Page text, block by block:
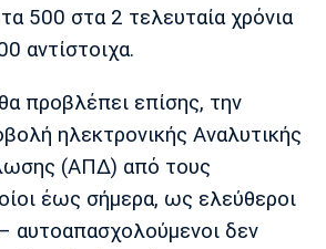
500 στα 2 τελευταία χρόνια
αντίστοιχα.
προβλέπει επίσης, την
ηλεκτρονικής Αναλυτικής
(ΑΠΔ) από τους
έως σήμερα, ως ελεύθεροι
αυτοαπασχολούμενοι δεν